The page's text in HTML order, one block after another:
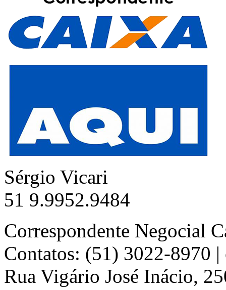
Sérgio Vicari
51 9.9952.9484
Correspondente Negocial
Contatos: (51) 3022-8970
Rua Vigário José Inácio,